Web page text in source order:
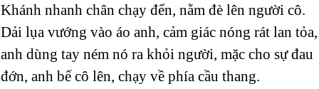
Khánh nhanh chân chạy đến, nằm đè lên người cô.
Dải lụa vướng vào áo anh, cảm giác nóng rát lan tỏa,
anh dùng tay ném nó ra khỏi người, mặc cho sự đau
đớn, anh bế cô lên, chạy về phía cầu thang.